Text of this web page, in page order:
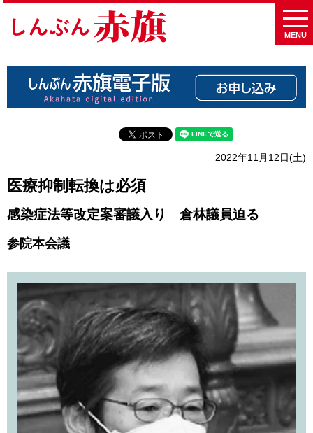
MENU
2022年11月12日(土)
医療抑制転換は必須
感染症法等改定案審議入り 倉林議員迫る
参院本会議